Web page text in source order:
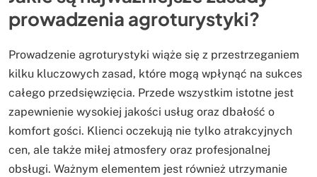
prowadzenia agroturystyki?
Prowadzenie agroturystyki wiąże się z przestrzeganiem
kilku kluczowych zasad, które mogą wpłynąć na sukces
całego przedsięwzięcia. Przede wszystkim istotne jest
zapewnienie wysokiej jakości usług oraz dbałość o
komfort gości. Klienci oczekują nie tylko atrakcyjnych
cen, ale także miłej atmosfery oraz profesjonalnej
obsługi. Ważnym elementem jest również utrzymanie